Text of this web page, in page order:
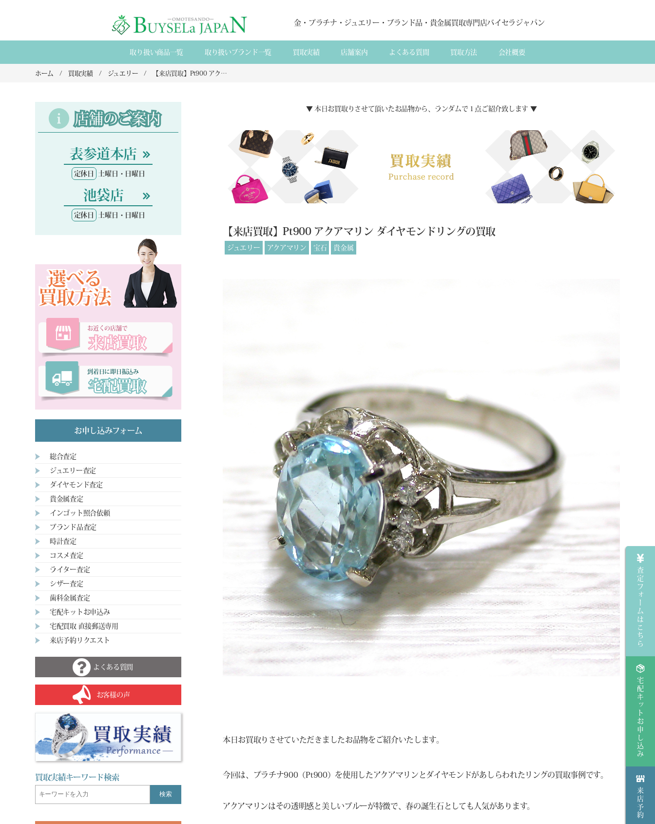
金・プラチナ・ジュエリー・ブランド品・貴金属買取専門店バイセラジャパン
取り扱い商品一覧 取り扱いブランド一覧 買取実績 店舗案内 よくある質間 買取方法 会社概要
ホーム 買取実績 ジュエリー 【来店買取】Pt900 アクアマリン ダイヤモンドリングの買取
▼ 本日お買取りさせて頂いたお品物から、ランダムで１点ご紹介致します ▼
【来店買取】Pt900 アクアマリン ダイヤモンドリングの買取
ジュエリー アクアマリン 宝石 貴金属
本日お買取りさせていただきましたお品物をご紹介いたします。
今回は、プラチナ900（Pt900）を使用したアクアマリンとダイヤモンドがあしらわれたリングの買取事例です。
アクアマリンはその透明感と美しいブルーが特徴で、春の誕生石としても人気があります。
店舗のご案内
表参道本店
定休日 土曜日・日曜日
池袋店
定休日 土曜日・日曜日
選べる
買取方法
お近くの店舗で
来店買取
到着日に即日振込み
宅配買取
お申し込みフォーム
総合査定
ジュエリー査定
ダイヤモンド査定
貴金属査定
インゴット照合依頼
ブランド品査定
時計査定
コスメ査定
ライター査定
シザー査定
歯科金属査定
宅配キットお申込み
宅配買取 直接郵送専用
来店予約リクエスト
よくある質問
お客様の声
買取実績キーワード検索
検索
査定フォームはこちら
宅配キットお申し込み
来店予約